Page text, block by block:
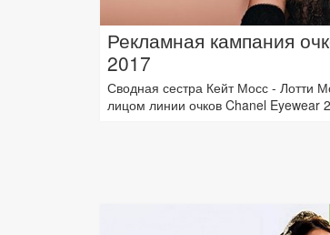
Рекламная кампания
2017
Сводная сестра Кейт Мосс - Лотти
лицом линии очков Chanel Eyewear